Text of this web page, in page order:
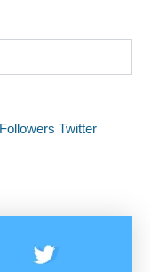
Followers Twitter